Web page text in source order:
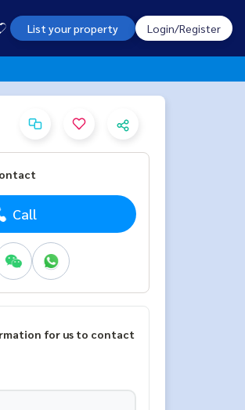
List your property Login/Register
Call
for us to contact